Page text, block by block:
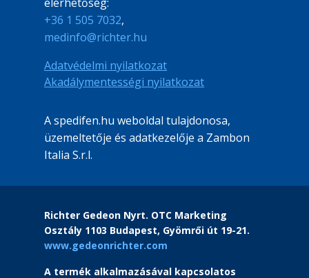
+36 1 505 7032,
medinfo@richter.hu
File
Adatvédelmi nyilatkozat
File
Akadálymentességi nyilatkozat
A spedifen.hu weboldal tulajdonosa,
üzemeltetője és adatkezelője a Zambon
Italia S.r.l.
Richter Gedeon Nyrt. OTC Marketing
Osztály 1103 Budapest, Gyömrői út 19-21.
www.gedeonrichter.com
A termék alkalmazásával kapcsolatos